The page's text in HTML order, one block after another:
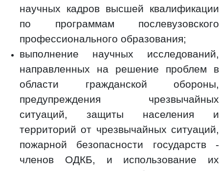
научных кадров высшей квалификации
по программам послевузовского
профессионального образования;
выполнение научных исследований,
направленных на решение проблем в
области гражданской обороны,
предупреждения чрезвычайных
ситуаций, защиты населения и
территорий от чрезвычайных ситуаций,
пожарной безопасности государств -
членов ОДКБ, и использование их